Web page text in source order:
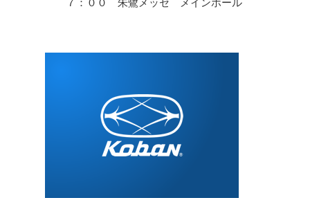
７：００ 朱鷺メッセ メインホール